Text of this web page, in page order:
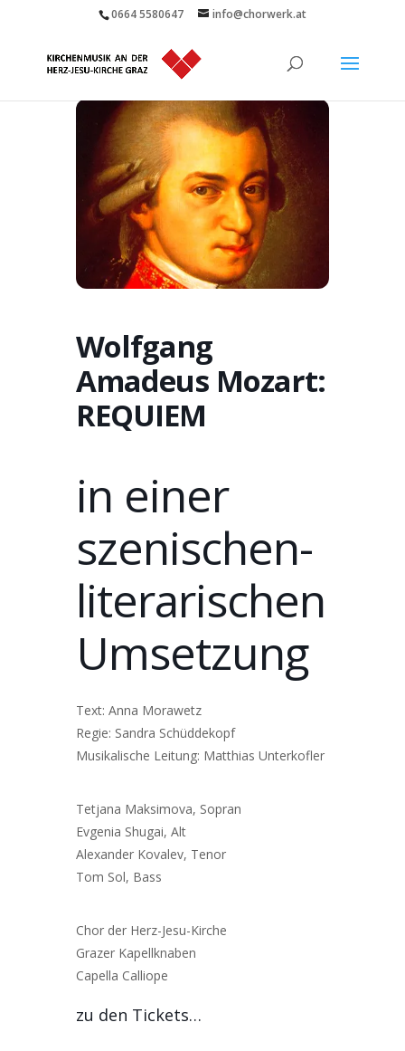
0664 5580647 info@chorwerk.at
Wolfgang
Amadeus Mozart:
REQUIEM
in einer
szenischen-
literarischen
Umsetzung
Text: Anna Morawetz
Regie: Sandra Schüddekopf
Musikalische Leitung: Matthias Unterkofler
Tetjana Maksimova, Sopran
Evgenia Shugai, Alt
Alexander Kovalev, Tenor
Tom Sol, Bass
Chor der Herz-Jesu-Kirche
Grazer Kapellknaben
Capella Calliope
zu den Tickets…